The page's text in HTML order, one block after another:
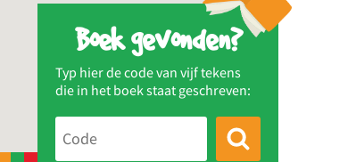
Boek gevonden?
Typ hier de code van vijf tekens
die in het boek staat geschreven: